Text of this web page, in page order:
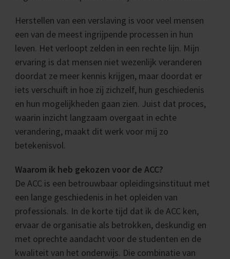
Herstellen van een verslaving is voor veel mensen
een van de meest ingrijpende processen in hun
leven. Het verloopt zelden in een rechte lijn. Mijn
ervaring is dat mensen niet wezenlijk veranderen
doordat ze meer kennis krijgen, maar doordat er
iets verschuift in hoe zij zichzelf, hun geschiedenis
en hun mogelijkheden gaan zien. Juist dat proces,
waarin inzicht langzaam overgaat in echte
verandering, maakt dit werk voor mij zo
betekenisvol.
Waarom ik heb gekozen voor de ACC?
De ACC is een betrouwbaar opleidingsinstituut met
een lange geschiedenis in het opleiden van
professionals. In de korte tijd dat ik de ACC ken,
ervaar de organisatie als betrokken, deskundig en
met oprechte aandacht voor de studenten en de
kwaliteit van het onderwijs. Die combinatie van